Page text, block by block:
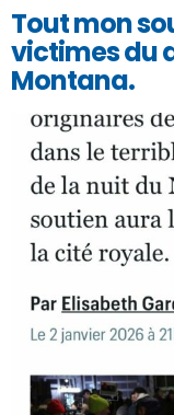
Tout mon
victimes du
Montana.